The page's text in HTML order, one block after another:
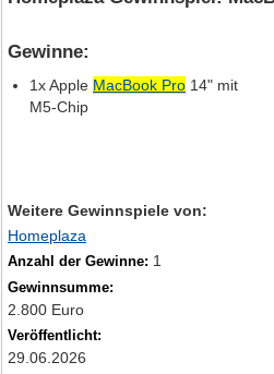
Gewinne:
1x Apple MacBook Pro 14" mit
M5‑Chip
Weitere Gewinnspiele von:
Homeplaza
Anzahl der Gewinne: 1
Gewinnsumme:
2.800 Euro
Veröffentlicht:
29.06.2026